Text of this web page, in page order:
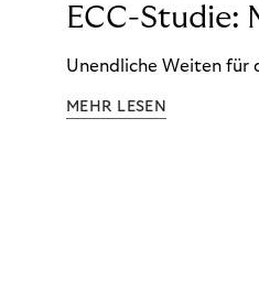
ECC-Studie:
Unendliche Weiten für
MEHR LESEN